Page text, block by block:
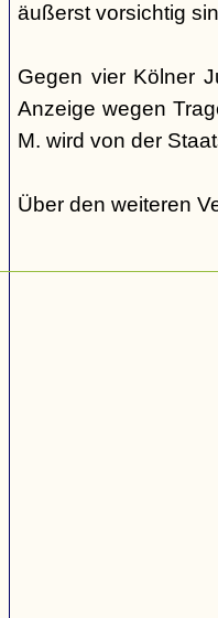
äußerst vorsichtig
Gegen vier Kölner
Anzeige wegen
M. wird von der
Über den weiteren